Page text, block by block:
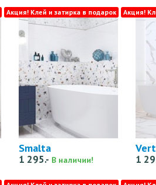
Smalta
1 295.- В наличии!
Акция! Клей и затирка в подарок
1
Акция!